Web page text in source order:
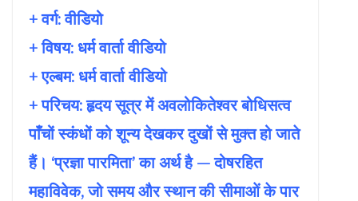
+ वर्ग: वीडियो
+ विषय: धर्म वार्ता वीडियो
+ एल्बम: धर्म वार्ता वीडियो
+ परिचय: हृदय सूत्र में अवलोकितेश्वर बोधिसत्व
पाँचों स्कंधों को शून्य देखकर दुखों से मुक्त हो जाते
हैं। ‘प्रज्ञा पारमिता’ का अर्थ है — दोषरहित
महाविवेक, जो समय और स्थान की सीमाओं के पार